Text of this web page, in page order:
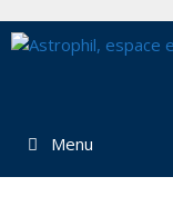
au
Menu